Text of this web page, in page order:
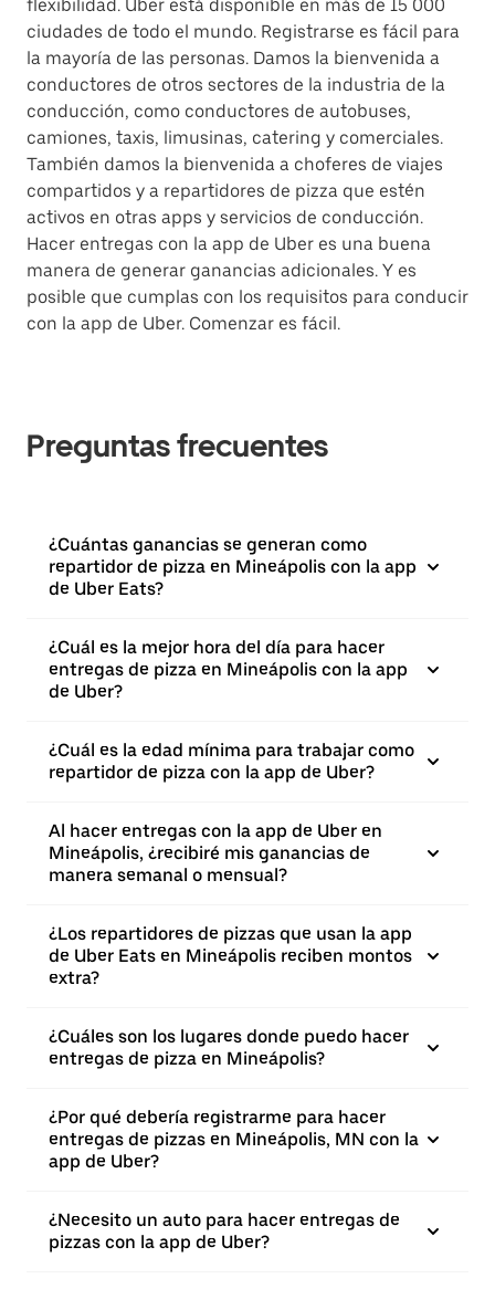
flexibilidad. Uber está disponible en más de 15 000
ciudades de todo el mundo. Registrarse es fácil para
la mayoría de las personas. Damos la bienvenida a
conductores de otros sectores de la industria de la
conducción, como conductores de autobuses,
camiones, taxis, limusinas, catering y comerciales.
También damos la bienvenida a choferes de viajes
compartidos y a repartidores de pizza que estén
activos en otras apps y servicios de conducción.
Hacer entregas con la app de Uber es una buena
manera de generar ganancias adicionales. Y es
posible que cumplas con los requisitos para conducir
con la app de Uber. Comenzar es fácil.
Preguntas frecuentes
¿Cuántas ganancias se generan como
repartidor de pizza en Mineápolis con la app
de Uber Eats?
¿Cuál es la mejor hora del día para hacer
entregas de pizza en Mineápolis con la app
de Uber?
¿Cuál es la edad mínima para trabajar como
repartidor de pizza con la app de Uber?
Al hacer entregas con la app de Uber en
Mineápolis, ¿recibiré mis ganancias de
manera semanal o mensual?
¿Los repartidores de pizzas que usan la app
de Uber Eats en Mineápolis reciben montos
extra?
¿Cuáles son los lugares donde puedo hacer
entregas de pizza en Mineápolis?
¿Por qué debería registrarme para hacer
entregas de pizzas en Mineápolis, MN con la
app de Uber?
¿Necesito un auto para hacer entregas de
pizzas con la app de Uber?